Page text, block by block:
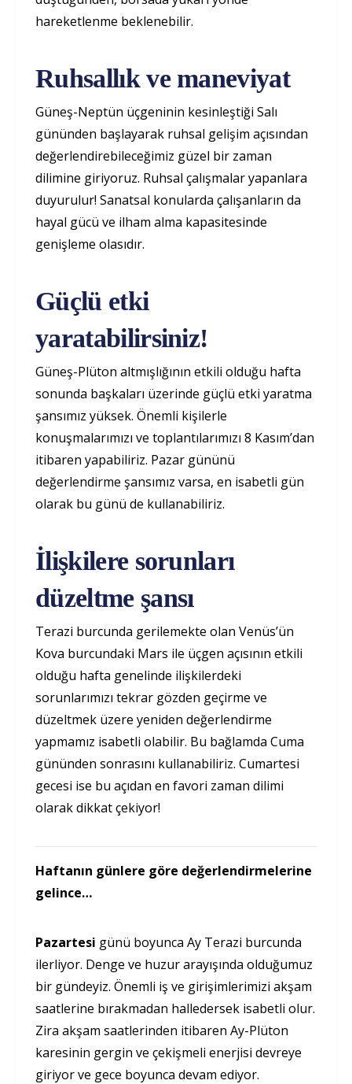
hareketlenme beklenebilir.
Ruhsallık ve maneviyat
Güneş-Neptün üçgeninin kesinleştiği Salı
gününden başlayarak ruhsal gelişim açısından
değerlendirebileceğimiz güzel bir zaman
dilimine giriyoruz. Ruhsal çalışmalar yapanlara
duyurulur! Sanatsal konularda çalışanların da
hayal gücü ve ilham alma kapasitesinde
genişleme olasıdır.
Güçlü etki
yaratabilirsiniz!
Güneş-Plüton altmışlığının etkili olduğu hafta
sonunda başkaları üzerinde güçlü etki yaratma
şansımız yüksek. Önemli kişilerle
konuşmalarımızı ve toplantılarımızı 8 Kasım’dan
itibaren yapabiliriz. Pazar gününü
değerlendirme şansımız varsa, en isabetli gün
olarak bu günü de kullanabiliriz.
İlişkilere sorunları
düzeltme şansı
Terazi burcunda gerilemekte olan Venüs’ün
Kova burcundaki Mars ile üçgen açısının etkili
olduğu hafta genelinde ilişkilerdeki
sorunlarımızı tekrar gözden geçirme ve
düzeltmek üzere yeniden değerlendirme
yapmamız isabetli olabilir. Bu bağlamda Cuma
gününden sonrasını kullanabiliriz. Cumartesi
gecesi ise bu açıdan en favori zaman dilimi
olarak dikkat çekiyor!
Haftanın günlere göre değerlendirmelerine
gelince…
Pazartesi günü boyunca Ay Terazi burcunda
ilerliyor. Denge ve huzur arayışında olduğumuz
bir gündeyiz. Önemli iş ve girişimlerimizi akşam
saatlerine bırakmadan halledersek isabetli olur.
Zira akşam saatlerinden itibaren Ay-Plüton
karesinin gergin ve çekişmeli enerjisi devreye
giriyor ve gece boyunca devam ediyor.